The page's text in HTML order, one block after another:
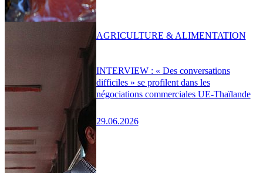
INTERVIEW : « Des conversations
difficiles » se profilent dans les
négociations commerciales UE-Thaïlande
29.06.2026
AGRICULTURE & ALIMENTATION